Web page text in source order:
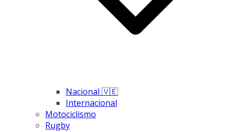
Nacional 🇻🇪
Internacional
Motociclismo
Rugby